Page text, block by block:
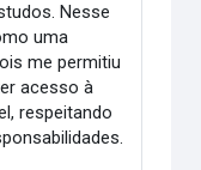
Nesse
uma
me permitiu
acesso à
respeitando